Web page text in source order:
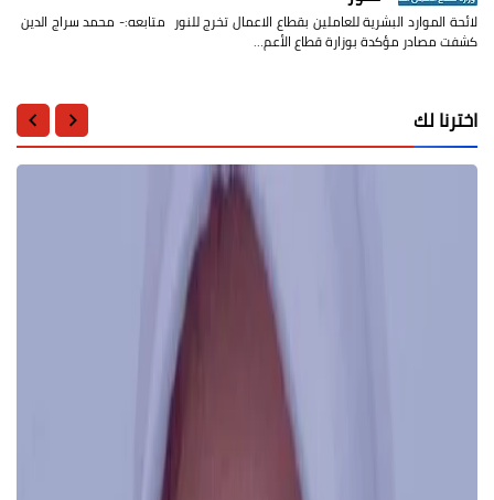
لائحة الموارد البشرية للعاملين بقطاع الاعمال تخرج للنور متابعه:- محمد سراج الدين
كشفت مصادر مؤكدة بوزارة قطاع الأعم…
اخترنا لك